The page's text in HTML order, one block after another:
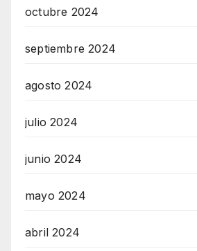
octubre 2024
septiembre 2024
agosto 2024
julio 2024
junio 2024
mayo 2024
abril 2024